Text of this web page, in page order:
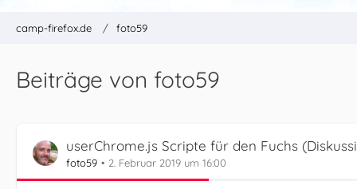
camp-firefox.de foto59
Beiträge von foto59
userChrome.js Scripte für den Fuchs
foto59 2. Februar 2019 um 16:00